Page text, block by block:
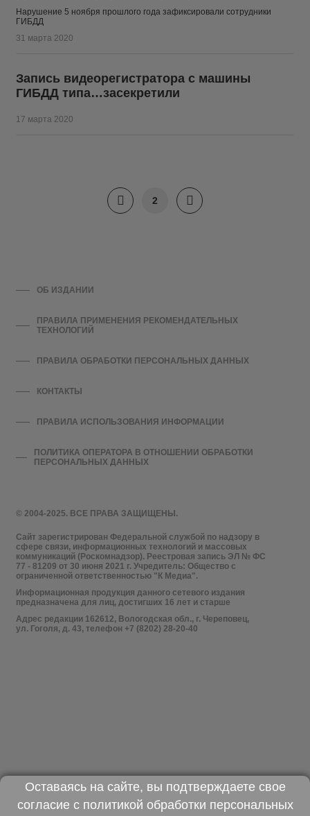
Нарушение 5 ноября прошлого года зафиксировали сотрудники
ГИБДД
31 марта 2020
Запись видеорегистратора с машины
ГИБДД типа…засекретили
17 марта 2020
2
© 2004-2025. ВСЕ ПРАВА ЗАЩИЩЕНЫ.
Сайт зарегистрирован Федеральной службой по надзору в
сфере связи, информационных технологий и массовых
коммуникаций (Роскомнадзор). Реестровая запись ЭЛ № ФС
77 - 81209 от 30 июня 2021 г. Учредитель: Общество с
ограниченной ответственностью "К Медиа".
Информационная продукция данного сетевого издания
предназначена для лиц, достигших 16 лет и старше
Адрес редакции 162612, Вологодская обл., г. Череповец,
ул. Гоголя, д. 43, телефон +7 (8202) 28-20-40
ОБ ИЗДАНИИ
ПРАВИЛА ПРИМЕНЕНИЯ РЕКОМЕНДАТЕЛЬНЫХ
ТЕХНОЛОГИЙ
ПРАВИЛА ОБРАБОТКИ ПЕРСОНАЛЬНЫХ ДАННЫХ
КОНТАКТЫ
ПРАВИЛА ИСПОЛЬЗОВАНИЯ ИНФОРМАЦИИ
ПОЛИТИКА ОПЕРАТОРА В ОТНОШЕНИИ ОБРАБОТКИ
ПЕРСОНАЛЬНЫХ ДАННЫХ
Оставаясь на сайте, вы подтверждаете свое
согласие с политикой обработки персональных